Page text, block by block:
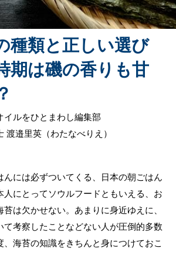
種類と正しい選び
期は磯の香りも甘
イルをひとまわし編集部
渡邉里英（わたなべりえ）
んには必ずついてくる、日本の朝ごはん
人にとってソウルフードともいえる、お
は欠かせない。あまりに身近ゆえに、
て考察したことなどない人が圧倒的多数
海苔の知識をきちんと身につけておこ